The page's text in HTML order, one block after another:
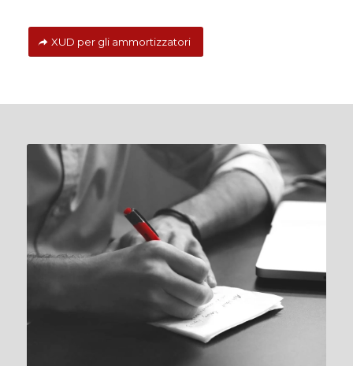
XUD per gli ammortizzatori